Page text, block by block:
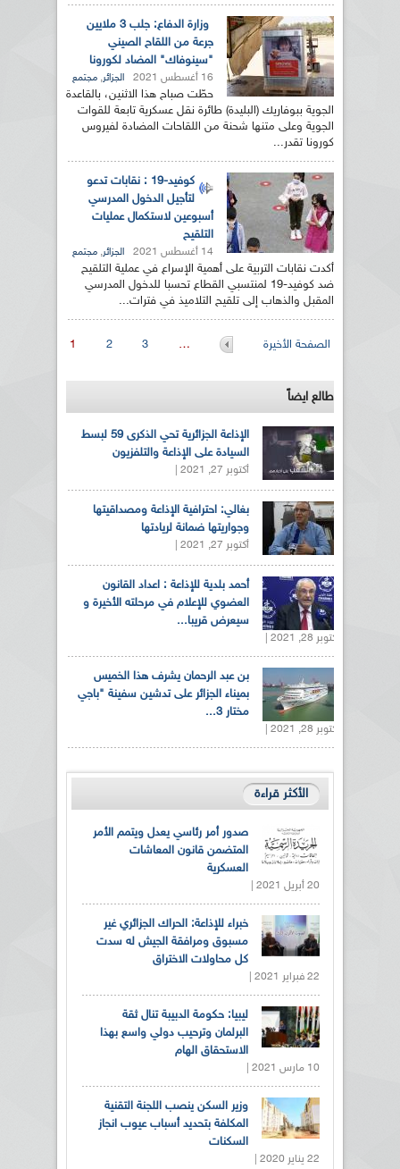
وزارة الدفاع: جلب 3 ملايين
جرعة من اللقاح الصيني
"سينوفاك" المضاد لكورونا
16 أغسطس 2021 الجزائر, مجتمع
حطّت صباح هذا الاثنين، بالقاعدة
الجوية ببوفاريك (البليدة) طائرة نقل عسكرية تابعة للقوات
الجوية وعلى متنها شحنة من اللقاحات المضادة لفيروس
كورونا تقدر...
كوفيد-19 : نقابات تدعو
لتأجيل الدخول المدرسي
أسبوعين لاستكمال عمليات
التلقيح
14 أغسطس 2021 الجزائر, مجتمع
أكدت نقابات التربية على أهمية الإسراع في عملية التلقيح
ضد كوفيد-19 لمنتسبي القطاع تحسبا للدخول المدرسي
المقبل والذهاب إلى تلقيح التلاميذ في فترات...
الصفحات 1 2 3 … الصفحة الأخيرة
طالع ايضاً
الإذاعة الجزائرية تحي الذكرى 59 لبسط
السيادة على الإذاعة والتلفزيون
أكتوبر 27, 2021 |
بغالي: احترافية الإذاعة ومصداقيتها
وجواريتها ضمانة لريادتها
أكتوبر 27, 2021 |
أحمد بلدية للإذاعة : اعداد القانون
العضوي للإعلام في مرحلته الأخيرة و
سيعرض قريبا...
أكتوبر 28, 2021 |
بن عبد الرحمان يشرف هذا الخميس
بميناء الجزائر على تدشين سفينة "باجي
مختار 3...
أكتوبر 28, 2021 |
الأكثر قراءة
صدور أمر رئاسي يعدل ويتمم الأمر
المتضمن قانون المعاشات
العسكرية
20 أبريل 2021 |
خبراء للإذاعة: الحراك الجزائري غير
مسبوق ومرافقة الجيش له سدت
كل محاولات الاختراق
22 فبراير 2021 |
ليبيا: حكومة الدبيبة تنال ثقة
البرلمان وترحيب دولي واسع بهذا
الاستحقاق الهام
10 مارس 2021 |
وزير السكن ينصب اللجنة التقنية
المكلفة بتحديد أسباب عيوب انجاز
السكنات
22 يناير 2020 |